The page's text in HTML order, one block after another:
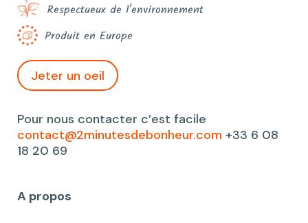
Respectueux de l'environnement
Produit en Europe
Jeter un oeil
Pour nous contacter c’est facile
contact@2minutesdebonheur.com +33 6 08
18 20 69
A propos